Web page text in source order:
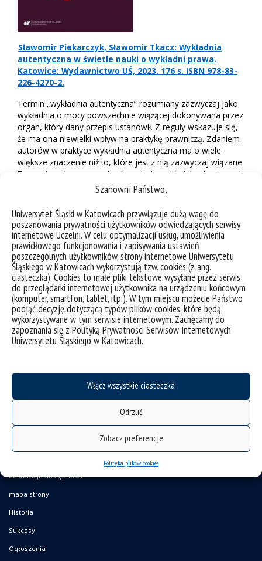
Szanowni Państwo,
Uniwersytet Śląski w Katowicach przywiązuje dużą wagę do
poszanowania prywatności użytkowników odwiedzających serwisy
internetowe Uczelni. W celu optymalizacji usług, umożliwienia
prawidłowego funkcjonowania i zapisywania ustawień
poszczególnych użytkowników, strony internetowe Uniwersytetu
Śląskiego w Katowicach wykorzystują tzw. cookies (z ang.
ciasteczka). Cookies to małe pliki tekstowe wysyłane przez serwis
do przeglądarki internetowej użytkownika na urządzeniu końcowym
(komputer, smartfon, tablet, itp.). W tym miejscu możecie Państwo
podjąć decyzję dotyczącą typów plików cookies, które będą
wykorzystywane w tym serwisie internetowym. Zachęcamy do
zapoznania się z Polityką Prywatności Serwisów Internetowych
Uniwersytetu Śląskiego w Katowicach.
Włącz wszystkie ciasteczka
Odrzuć
Zobacz preferencje
Polityka plików cookies
Sławomir Piekarczyk, Sławomir Tkacz: Wykładnia
autentyczna w świetle nauki o wykładni prawa.
Katowice: Wydawnictwo UŚ, 2023. 176 s. ISBN 978-83-
226-4270-2.
Termin „wykładnia autentyczna” rozumiany zazwyczaj jako
wykładnia o mocy powszechnie wiążącej dokonywana przez
organ, który dany przepis ustanowił. Z reguły wskazuje się,
że ma ona niewielki wpływ na praktykę prawniczą. Zdaniem
autorów w praktyce wykładnia autentyczna ma o wiele
większe znaczenie niż to, które jest z nią zazwyczaj wiązane.
Zwracają oni uwagę na to, że pojęcie wykładni autentycznej
charakteryzuje się wysokim stopniem wieloznaczności. W
kategoriach wykładni autentycznej są charakteryzowane
różne konstrukty prawne. Monografia ma na celu
uporządkowanie wypowiedzi odnoszących się do
problematyki wykładni autentycznej. Dokonane ustalenia
zostają odniesione do praktyki prawniczej. Waga
poruszonych problemów pozwala na sformułowanie
wniosku ogólnego, że zagadnienia podjęte w monografii
można zaliczyć do problematyki węzłowej dla nauki o
wykładni prawa.
deklaracja dostępności
mapa strony
Historia
Sukcesy
Ogłoszenia